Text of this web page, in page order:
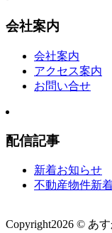
会社案内
会社案内
アクセス案内
お問い合せ
配信記事
新着お知らせ
不動産物件新
Copyright2026 © あ